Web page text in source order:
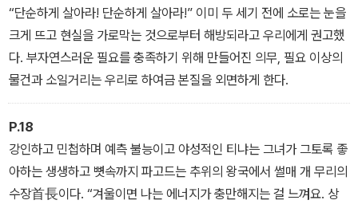
“단순하게 살아라! 단순하게 살아라!” 이미 두 세기 전에 소로는 눈을
크게 뜨고 현실을 가로막는 것으로부터 해방되라고 우리에게 권고했
다. 부자연스러운 필요를 충족하기 위해 만들어진 의무, 필요 이상의
물건과 소일거리는 우리로 하여금 본질을 외면하게 한다.
P.18
강인하고 민첩하며 예측 불능이고 야성적인 티냐는 그녀가 그토록 좋
아하는 생생하고 뼛속까지 파고드는 추위의 왕국에서 썰매 개 무리의
수장首長이다. “겨울이면 나는 에너지가 충만해지는 걸 느껴요. 상